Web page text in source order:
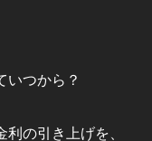
いつから？
の引き上げを、